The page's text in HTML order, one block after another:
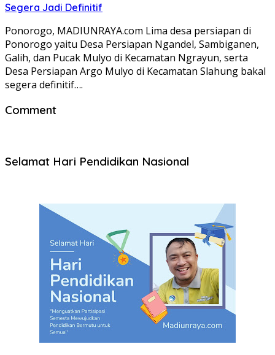
Segera Jadi Definitif
Ponorogo, MADIUNRAYA.com Lima desa persiapan di
Ponorogo yaitu Desa Persiapan Ngandel, Sambiganen,
Galih, dan Pucak Mulyo di Kecamatan Ngrayun, serta
Desa Persiapan Argo Mulyo di Kecamatan Slahung bakal
segera definitif….
Comment
Selamat Hari Pendidikan Nasional